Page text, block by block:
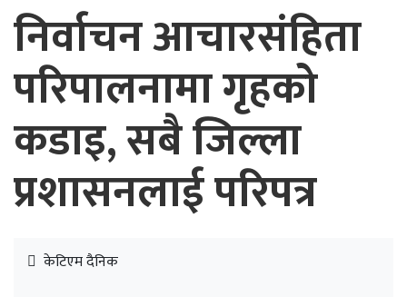
निर्वाचन आचारसंहिता
परिपालनामा गृहको
कडाइ, सबै जिल्ला
प्रशासनलाई परिपत्र
केटिएम दैनिक